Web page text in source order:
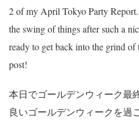
2 of my April Tokyo Party
the swing of things after such a
ready to get back into the grind
post!
本日でゴールデンウィーク最
良いゴールデンウィークを過